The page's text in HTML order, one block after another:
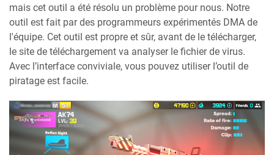
mais cet outil a été résolu un problème pour nous. Notre
outil est fait par des programmeurs expérimentés DMA de
l'équipe. Cet outil est propre et sûr, avant de le télécharger,
le site de téléchargement va analyser le fichier de virus.
Avec l’interface conviviale, vous pouvez utiliser l’outil de
piratage est facile.